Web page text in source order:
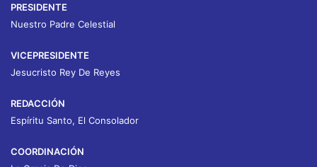
PRESIDENTE
Nuestro Padre Celestial
VICEPRESIDENTE
Jesucristo Rey De Reyes
REDACCIÓN
Espíritu Santo, El Consolador
COORDINACIÓN